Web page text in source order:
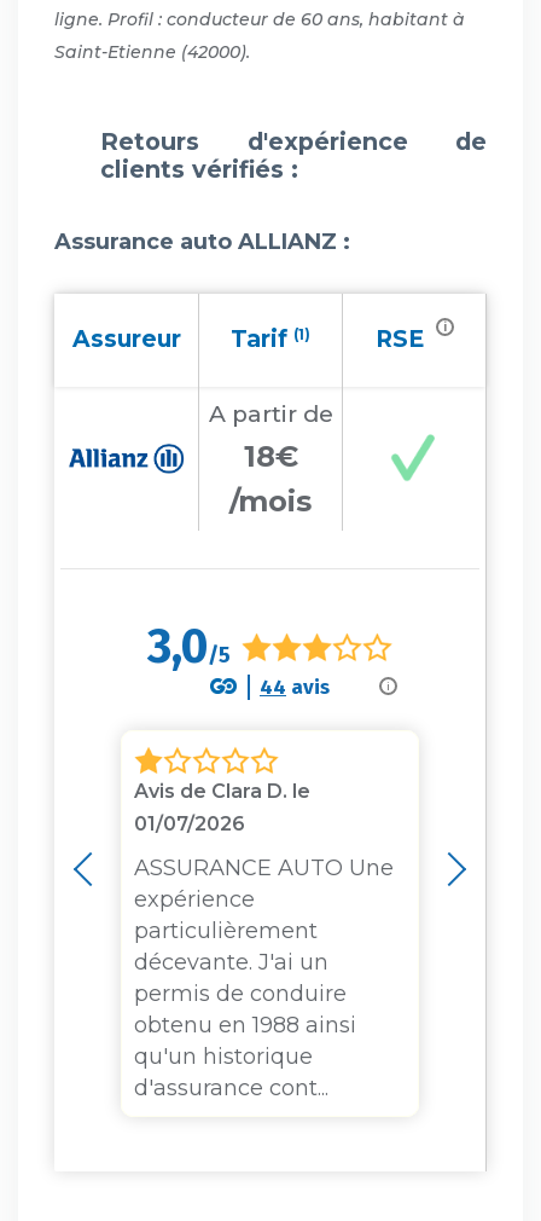
ligne. Profil : conducteur de 60 ans, habitant à
Saint-Etienne (42000).
Retours d'expérience de
clients vérifiés :
Assurance auto ALLIANZ :
Assureur Tarif (1) RSE i
A partir de
18€
/mois
i
3,0/5
44 avis
Avis de Clara D. le
01/07/2026
ASSURANCE AUTO Une
expérience
particulièrement
décevante. J'ai un
permis de conduire
obtenu en 1988 ainsi
qu'un historique
d'assurance cont...